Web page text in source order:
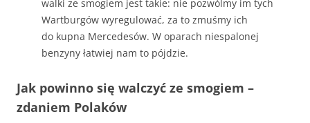
walki ze smogiem jest takie: nie pozwólmy im tych
Wartburgów wyregulować, za to zmuśmy ich
do kupna Mercedesów. W oparach niespalonej
benzyny łatwiej nam to pójdzie.
Jak powinno się walczyć ze smogiem –
zdaniem Polaków